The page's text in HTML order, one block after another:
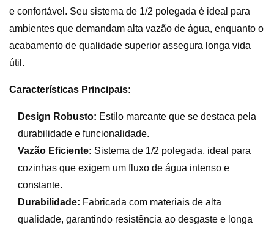
e confortável. Seu sistema de 1/2 polegada é ideal para
ambientes que demandam alta vazão de água, enquanto o
acabamento de qualidade superior assegura longa vida
útil.
Características Principais:
Design Robusto: Estilo marcante que se destaca pela
durabilidade e funcionalidade.
Vazão Eficiente: Sistema de 1/2 polegada, ideal para
cozinhas que exigem um fluxo de água intenso e
constante.
Durabilidade: Fabricada com materiais de alta
qualidade, garantindo resistência ao desgaste e longa